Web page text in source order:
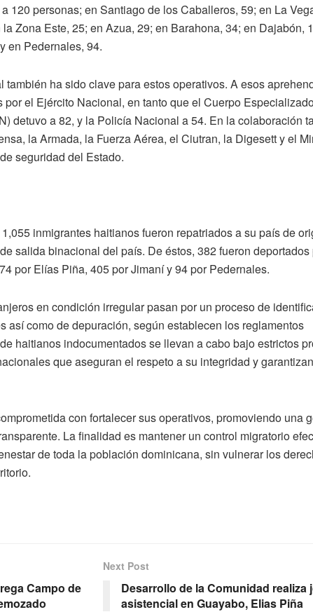
120 personas; en Santiago de los Caballeros, 59; en La
Zona Este, 25; en Azua, 29; en Barahona, 34; en Dajabón,
en Pedernales, 94.
ha sido clave para estos operativos. A esos
el Ejército Nacional, en tanto que el Cuerpo
detuvo a 82, y la Policía Nacional a 54. En la colaboración
la Armada, la Fuerza Aérea, el Ciutran, la Digesett y el
seguridad del Estado.
inmigrantes haitianos fueron repatriados a su país de
salida binacional del país. De éstos, 382 fueron deportados
por Elías Piña, 405 por Jimaní y 94 por Pedernales.
en condición irregular pasan por un proceso de
así como de depuración, según establecen los reglamentos
haitianos indocumentados se llevan a cabo bajo estrictos
que aseguran el respeto a su integridad y
con fortalecer sus operativos, promoviendo una
La finalidad es mantener un control migratorio
de toda la población dominicana, sin vulnerar los
Campo de
Next Post
Desarrollo de la Comunidad realiza
asistencial en Guayabo, Elias Piña